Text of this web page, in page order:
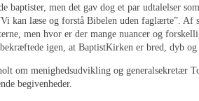
baptister, men det gav dog et par udtalelser
kan læse og forstå Bibelen uden faglærte”. Af
men hvor er der mange nuancer og
igen, at BaptistKirken er bred, dyb
om menighedsudvikling og generalsekretær
begivenheder.